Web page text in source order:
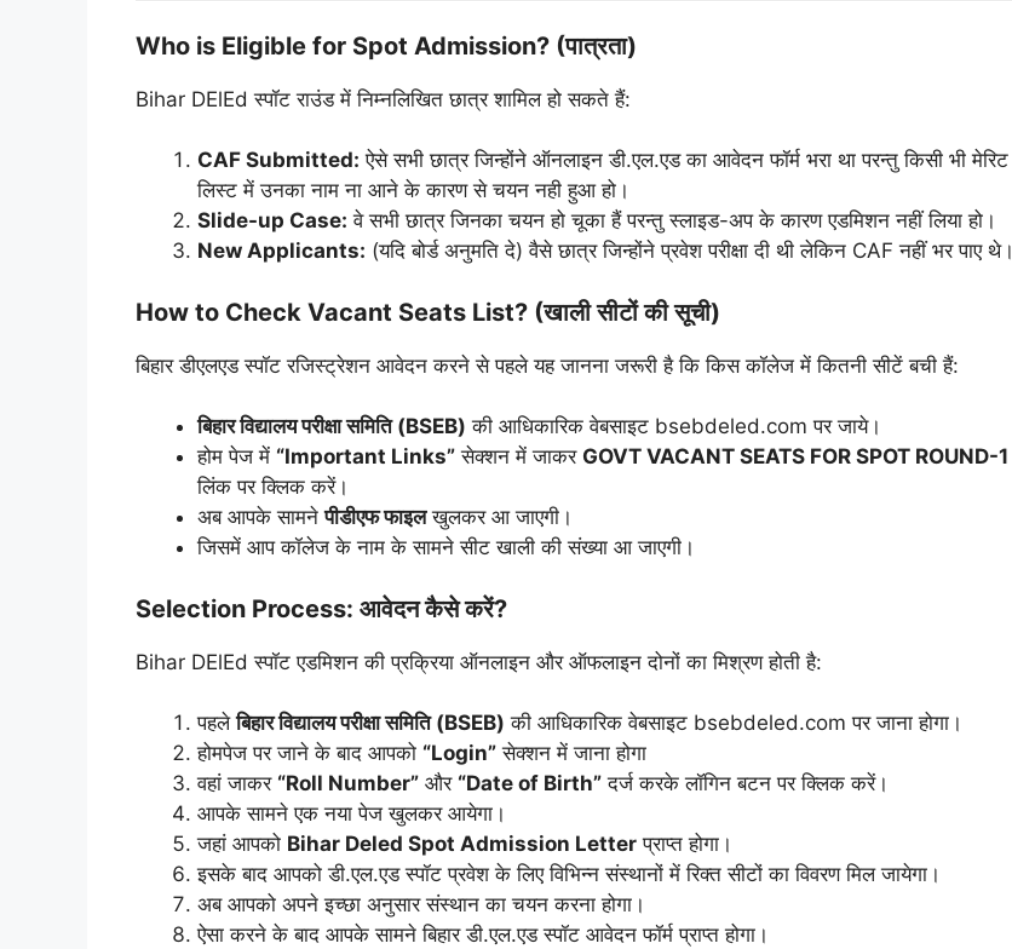
Who is Eligible for Spot Admission? (पात्रता)
Bihar DElEd स्पॉट राउंड में निम्नलिखित छात्र शामिल हो सकते हैं:
CAF Submitted: ऐसे सभी छात्र जिन्होंने ऑनलाइन डी.एल.एड का आवेदन फॉर्म भरा था परन्तु किसी भी मेरिट
लिस्ट में उनका नाम ना आने के कारण से चयन नही हुआ हो।
Slide-up Case: वे सभी छात्र जिनका चयन हो चूका हैं परन्तु स्लाइड-अप के कारण एडमिशन नहीं लिया हो।
New Applicants: (यदि बोर्ड अनुमति दे) वैसे छात्र जिन्होंने प्रवेश परीक्षा दी थी लेकिन CAF नहीं भर पाए थे।
How to Check Vacant Seats List? (खाली सीटों की सूची)
बिहार डीएलएड स्पॉट रजिस्ट्रेशन आवेदन करने से पहले यह जानना जरूरी है कि किस कॉलेज में कितनी सीटें बची हैं:
बिहार विद्यालय परीक्षा समिति (BSEB) की आधिकारिक वेबसाइट bsebdeled.com पर जाये।
होम पेज में “Important Links” सेक्शन में जाकर GOVT VACANT SEATS FOR SPOT ROUND-1
लिंक पर क्लिक करें।
अब आपके सामनेपीडीएफ फाइलखुलकर आ जाएगी।
जिसमें आप कॉलेज के नाम के सामने सीट खाली की संख्या आ जाएगी।
Selection Process: आवेदन कैसे करें?
Bihar DElEd स्पॉट एडमिशन की प्रक्रिया ऑनलाइन और ऑफलाइन दोनों का मिश्रण होती है:
पहलेबिहार विद्यालय परीक्षा समिति (BSEB) की आधिकारिक वेबसाइट bsebdeled.com पर जाना होगा।
होमपेज पर जाने के बाद आपको “Login” सेक्शन में जाना होगा
वहां जाकर “Roll Number” और “Date of Birth” दर्ज करके लॉगिन बटन पर क्लिक करें।
आपके सामने एक नया पेज खुलकर आयेगा।
जहां आपको Bihar Deled Spot Admission Letter प्राप्त होगा।
इसके बाद आपको डी.एल.एड स्पॉट प्रवेश के लिए विभिन्न संस्थानों में रिक्त सीटों का विवरण मिल जायेगा।
अब आपको अपने इच्छा अनुसार संस्थान का चयन करना होगा।
ऐसा करने के बाद आपके सामने बिहार डी.एल.एड स्पॉट आवेदन फॉर्म प्राप्त होगा।